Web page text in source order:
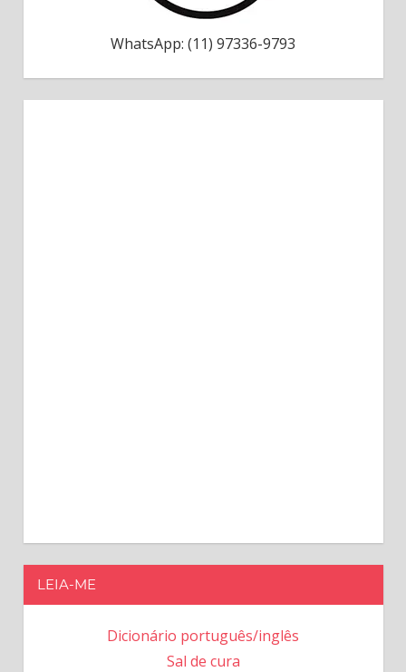
WhatsApp: (11) 97336-9793
LEIA-ME
Dicionário português/inglês
Sal de cura